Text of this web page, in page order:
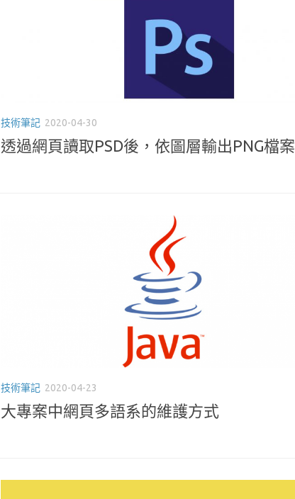
技術筆記 2020-04-30
透過網頁讀取PSD後，依圖層輸出PNG檔案
技術筆記 2020-04-23
大專案中網頁多語系的維護方式